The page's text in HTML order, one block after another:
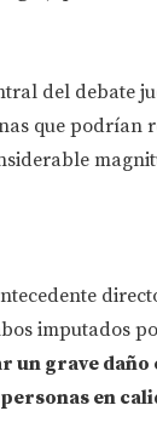
del debate
que podrían
imputados
grave daño
en